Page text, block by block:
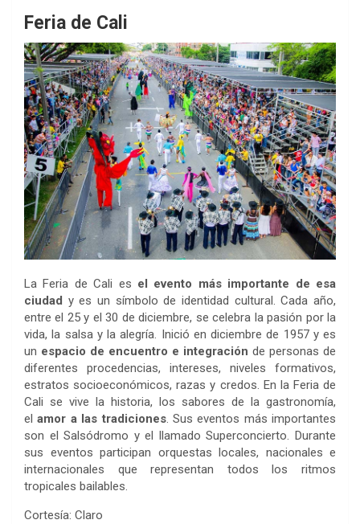
Feria de Cali
La Feria de Cali es el evento más importante de esa
ciudad y es un símbolo de identidad cultural. Cada año,
entre el 25 y el 30 de diciembre, se celebra la pasión por la
vida, la salsa y la alegría. Inició en diciembre de 1957 y es
un espacio de encuentro e integración de personas de
diferentes procedencias, intereses, niveles formativos,
estratos socioeconómicos, razas y credos. En la Feria de
Cali se vive la historia, los sabores de la gastronomía,
elamor a las tradiciones. Sus eventos más importantes
son el Salsódromo y el llamado Superconcierto. Durante
sus eventos participan orquestas locales, nacionales e
internacionales que representan todos los ritmos
tropicales bailables.
Cortesía: Claro